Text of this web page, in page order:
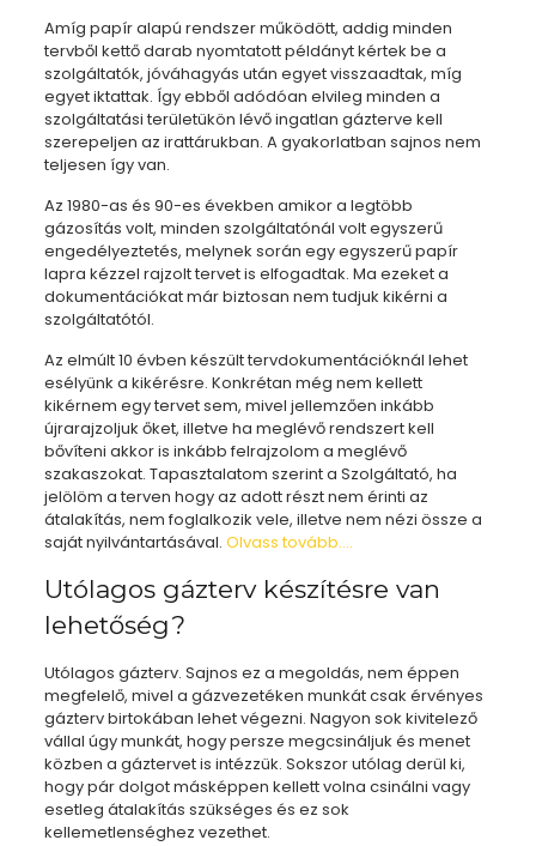
Amíg papír alapú rendszer működött, addig minden
tervből kettő darab nyomtatott példányt kértek be a
szolgáltatók, jóváhagyás után egyet visszaadtak, míg
egyet iktattak. Így ebből adódóan elvileg minden a
szolgáltatási területükön lévő ingatlan gázterve kell
szerepeljen az irattárukban. A gyakorlatban sajnos nem
teljesen így van.
Az 1980-as és 90-es években amikor a legtöbb
gázosítás volt, minden szolgáltatónál volt egyszerű
engedélyeztetés, melynek során egy egyszerű papír
lapra kézzel rajzolt tervet is elfogadtak. Ma ezeket a
dokumentációkat már biztosan nem tudjuk kikérni a
szolgáltatótól.
Az elmúlt 10 évben készült tervdokumentációknál lehet
esélyünk a kikérésre. Konkrétan még nem kellett
kikérnem egy tervet sem, mivel jellemzően inkább
újrarajzoljuk őket, illetve ha meglévő rendszert kell
bővíteni akkor is inkább felrajzolom a meglévő
szakaszokat. Tapasztalatom szerint a Szolgáltató, ha
jelölöm a terven hogy az adott részt nem érinti az
átalakítás, nem foglalkozik vele, illetve nem nézi össze a
saját nyilvántartásával. Olvass tovább….
Utólagos gázterv készítésre van
lehetőség?
Utólagos gázterv. Sajnos ez a megoldás, nem éppen
megfelelő, mivel a gázvezetéken munkát csak érvényes
gázterv birtokában lehet végezni. Nagyon sok kivitelező
vállal úgy munkát, hogy persze megcsináljuk és menet
közben a gáztervet is intézzük. Sokszor utólag derül ki,
hogy pár dolgot másképpen kellett volna csinálni vagy
esetleg átalakítás szükséges és ez sok
kellemetlenséghez vezethet.